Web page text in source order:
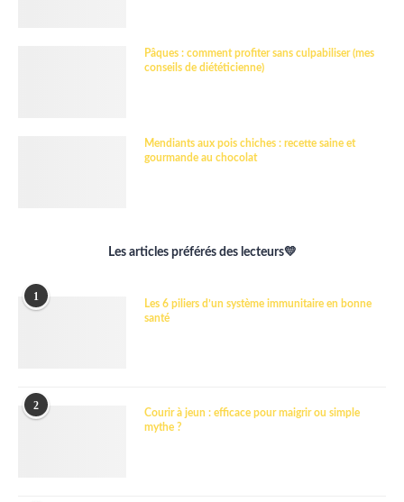
Pâques : comment profiter sans culpabiliser (mes
conseils de diététicienne)
Mendiants aux pois chiches : recette saine et
gourmande au chocolat
Les articles préférés des lecteurs💛
1
Les 6 piliers d’un système immunitaire en bonne
santé
2
Courir à jeun : efficace pour maigrir ou simple
mythe ?